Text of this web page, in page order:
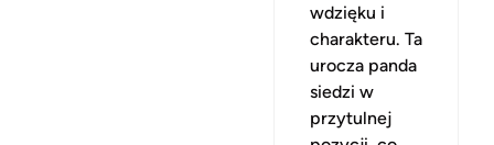
wdzięku i
charakteru. Ta
urocza panda
siedzi w
przytulnej